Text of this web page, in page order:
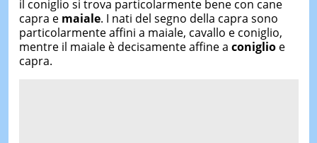
il coniglio si trova particolarmente bene con cane
capra emaiale. I nati del segno della capra sono
particolarmente affini a maiale, cavallo e coniglio,
mentre il maiale è decisamente affine a coniglioe
capra.